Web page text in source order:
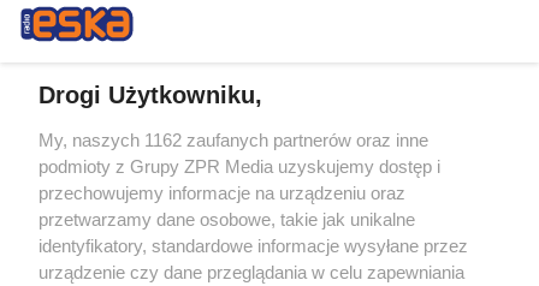
tłumy
Drogi Użytkowniku,
My, naszych 1162 zaufanych partnerów oraz inne
podmioty z Grupy ZPR Media uzyskujemy dostęp i
przechowujemy informacje na urządzeniu oraz
przetwarzamy dane osobowe, takie jak unikalne
identyfikatory, standardowe informacje wysyłane przez
urządzenie czy dane przeglądania w celu zapewniania